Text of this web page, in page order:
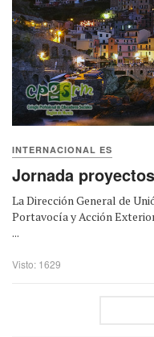
INTERNACIONAL ES
Jornada
La Dirección General de
Portavocía y Acción
...
Visto: 1629